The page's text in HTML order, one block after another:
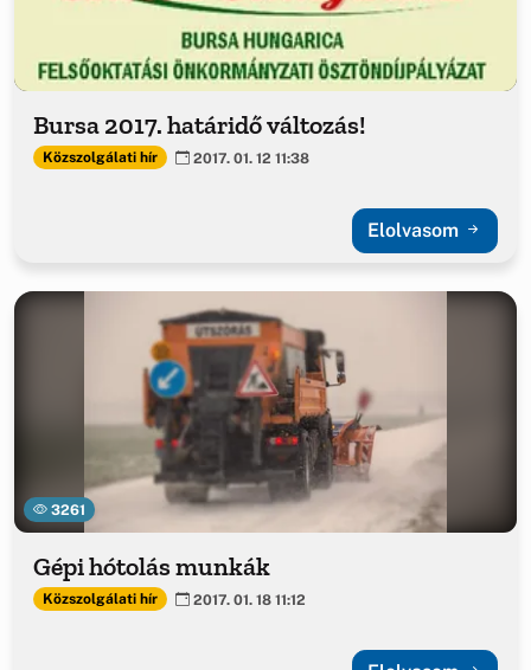
Bursa 2017. határidő változás!
Közszolgálati hír 2017. 01. 12 11:38
Elolvasom
3261
Gépi hótolás munkák
Közszolgálati hír 2017. 01. 18 11:12